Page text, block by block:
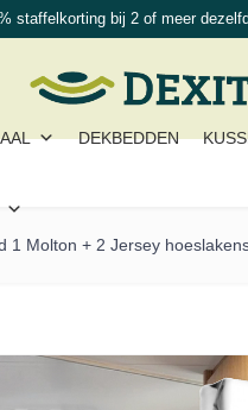
staffelkorting bij 2 of meer
DEKBEDDEN
1 Molton + 2 Jersey